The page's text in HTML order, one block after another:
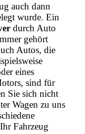
auch dann
wurde. Ein
durch Auto
gehört
Autos, die
eines
sind für
Sie sich nicht
Wagen zu uns
Fahrzeug